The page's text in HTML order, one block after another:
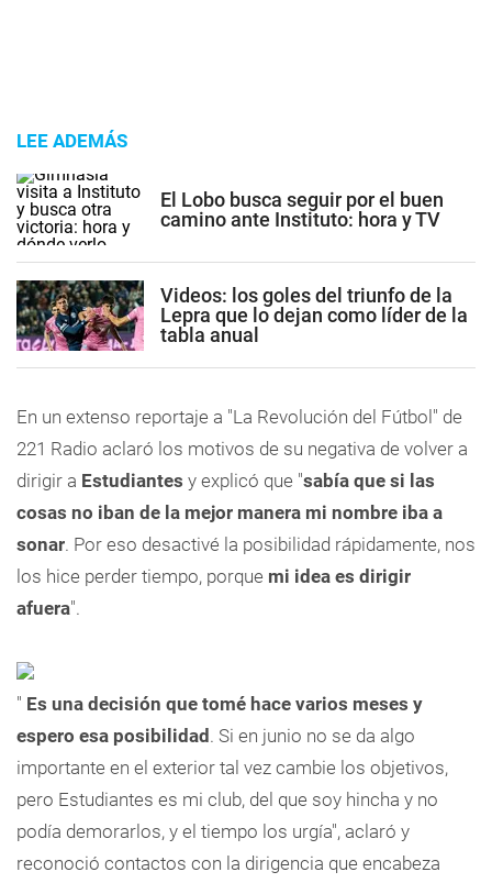
LEE ADEMÁS
El Lobo busca seguir por el buen
camino ante Instituto: hora y TV
Videos: los goles del triunfo de la
Lepra que lo dejan como líder de la
tabla anual
En un extenso reportaje a "La Revolución del Fútbol" de
221 Radio aclaró los motivos de su negativa de volver a
dirigir a Estudiantes y explicó que "sabía que si las
cosas no iban de la mejor manera mi nombre iba a
sonar. Por eso desactivé la posibilidad rápidamente, nos
los hice perder tiempo, porque mi idea es dirigir
afuera".
" Es una decisión que tomé hace varios meses y
espero esa posibilidad . Si en junio no se da algo
importante en el exterior tal vez cambie los objetivos,
pero Estudiantes es mi club, del que soy hincha y no
podía demorarlos, y el tiempo los urgía", aclaró y
reconoció contactos con la dirigencia que encabeza